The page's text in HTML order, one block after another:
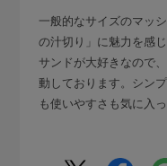
一般的なサイズのマッ
の汁切り」に魅力を感
サンドが大好きなので
動しております。シン
も使いやすさも気に入っ